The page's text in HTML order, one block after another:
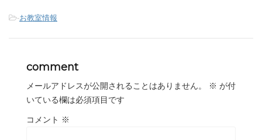
-お教室情報
comment
メールアドレスが公開されることはありません。 ※ が付
いている欄は必須項目です
コメント ※